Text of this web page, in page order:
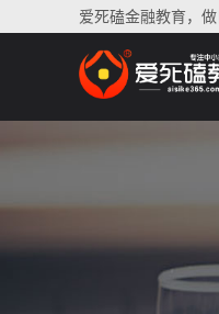
爱死磕金融教育，